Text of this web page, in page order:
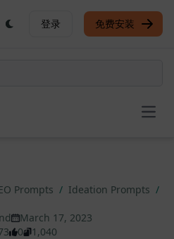
登录 免费安装
Prompts / Ideation Prompts /
March 17, 2023
0 1,040